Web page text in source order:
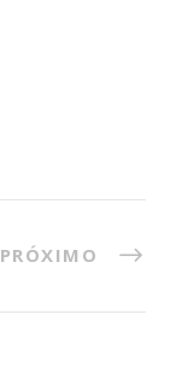
PRÓXIMO